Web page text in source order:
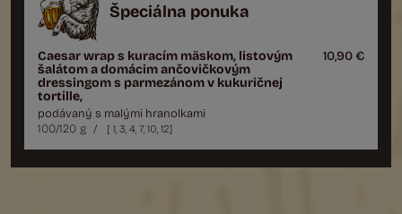
Špeciálna ponuka
Caesar wrap s kuracím mäskom, listovým
šalátom a domácim ančovičkovým
dressingom s parmezánom v kukuričnej
tortille,
10,90 €
podávaný s malými hranolkami
100/120 g / [ 1, 3, 4, 7, 10, 12]